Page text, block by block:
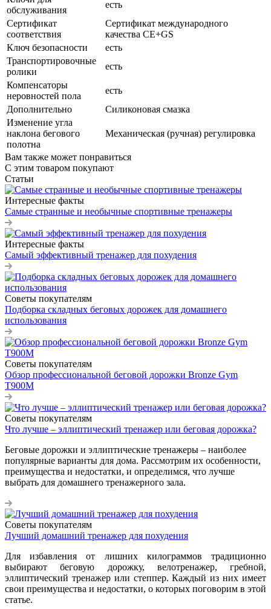
обслуживания
есть
Сертификат
соответствия
Сертификат международного
качества CE+GS
Ключ безопасности
есть
Транспортировочные
ролики
есть
Компенсаторы
неровностей пола
есть
Дополнительно
Силиконовая смазка
Изменение угла
наклона бегового
полотна
Механическая (ручная) регулировка
Вам также может понравиться
С этим товаром покупают
Статьи
Интересные факты
Самые странные и необычные спортивные тренажеры
Интересные факты
Самый эффективный тренажер для похудения
Советы покупателям
Подборка складных беговых дорожек для домашнего
использования
Советы покупателям
Обзор профессиональной беговой дорожки Bronze Gym
T900M
Советы покупателям
Что лучше – эллиптический тренажер или беговая дорожка?
Беговые дорожки и эллиптические тренажеры – наиболее
популярные варианты для дома. Рассмотрим их особенности,
преимущества и недостатки, и определимся, что лучше
выбрать для домашнего тренажерного зала.
Советы покупателям
Лучший домашний тренажер для похудения
Для избавления от лишних килограммов традиционно
выбирают беговую дорожку, велотренажер, гребной,
эллиптический тренажер или степпер. Каждый из них имеет
свои преимущества и недостатки, о которых поговорим в этой
статье.